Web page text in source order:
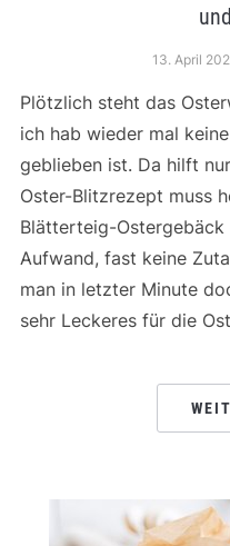
13. April
Plötzlich steht das
ich hab wieder mal
geblieben ist. Da hilft
Oster-Blitzrezept muss
Blätterteig-Ostergebäck
Aufwand, fast keine
man in letzter Minute
sehr Leckeres für die